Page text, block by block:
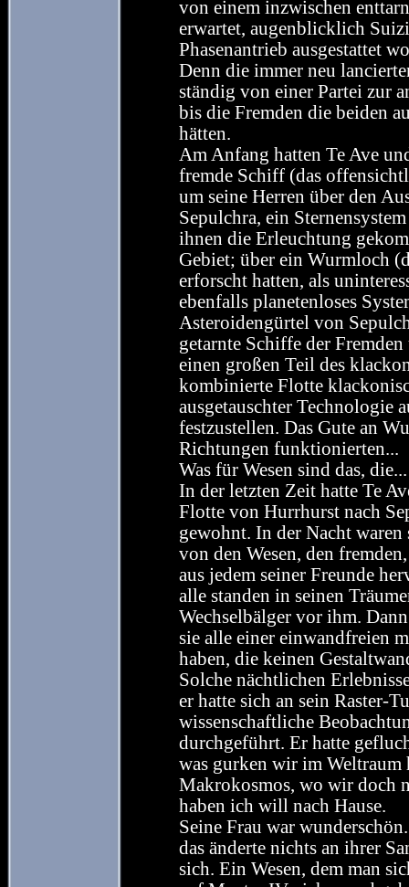
von einem inzwischen
erwartet, augenblicklich
Phasenantrieb ausgestattet
Denn die immer neu
ständig von einer Partei zur
bis die Fremden die beiden
hätten.
Am Anfang hatten Te Ave
fremde Schiff (das
um seine Herren über den
Sepulchra, ein
ihnen die Erleuchtung
Gebiet; über ein Wurmloch
erforscht hatten, als
ebenfalls planetenloses
Asteroidengürtel von
getarnte Schiffe der
einen großen Teil des
kombinierte Flotte
ausgetauschter Technologie
festzustellen. Das Gute an
Richtungen funktionierten...
Was für Wesen sind das, die...
In der letzten Zeit hatte Te
Flotte von Hurrhurst nach
gewohnt. In der Nacht
von den Wesen, den
aus jedem seiner Freunde
alle standen in seinen
Wechselbälger vor ihm.
sie alle einer einwandfreien
haben, die keinen
Solche nächtlichen
er hatte sich an sein Raster-
wissenschaftliche
durchgeführt. Er hatte
was gurken wir im Weltraum
Makrokosmos, wo wir doch
haben ich will nach Hause.
Seine Frau war
das änderte nichts an ihrer
sich. Ein Wesen, dem man